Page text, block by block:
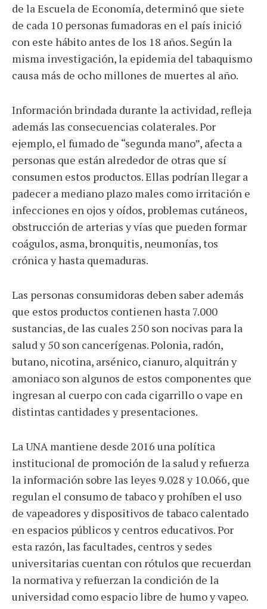
de la Escuela de Economía, determinó que siete
de cada 10 personas fumadoras en el país inició
con este hábito antes de los 18 años. Según la
misma investigación, la epidemia del tabaquismo
causa más de ocho millones de muertes al año.
Información brindada durante la actividad, refleja
además las consecuencias colaterales. Por
ejemplo, el fumado de “segunda mano”, afecta a
personas que están alrededor de otras que sí
consumen estos productos. Ellas podrían llegar a
padecer a mediano plazo males como irritación e
infecciones en ojos y oídos, problemas cutáneos,
obstrucción de arterias y vías que pueden formar
coágulos, asma, bronquitis, neumonías, tos
crónica y hasta quemaduras.
Las personas consumidoras deben saber además
que estos productos contienen hasta 7.000
sustancias, de las cuales 250 son nocivas para la
salud y 50 son cancerígenas. Polonia, radón,
butano, nicotina, arsénico, cianuro, alquitrán y
amoniaco son algunos de estos componentes que
ingresan al cuerpo con cada cigarrillo o vape en
distintas cantidades y presentaciones.
La UNA mantiene desde 2016 una política
institucional de promoción de la salud y refuerza
la información sobre las leyes 9.028 y 10.066, que
regulan el consumo de tabaco y prohíben el uso
de vapeadores y dispositivos de tabaco calentado
en espacios públicos y centros educativos. Por
esta razón, las facultades, centros y sedes
universitarias cuentan con rótulos que recuerdan
la normativa y refuerzan la condición de la
universidad como espacio libre de humo y vapeo.